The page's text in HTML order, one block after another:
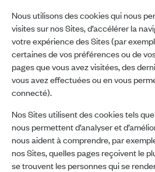
Nous utilisons des cookies qui nous
visites sur nos Sites, d’accélérer la
votre expérience des Sites (par
certaines de vos préférences ou de
pages que vous avez visitées, des
vous avez effectuées ou en vous
connecté).
Nos Sites utilisent des cookies tels
nous permettent d’analyser et
nous aident à comprendre, par
nos Sites, quelles pages reçoivent le
se trouvent les personnes qui se